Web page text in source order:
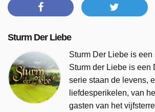
Sturm Der Liebe
Sturm Der Liebe is een
Sturm der Liebe is een
serie staan de levens,
liefdesperikelen, van
gasten van het